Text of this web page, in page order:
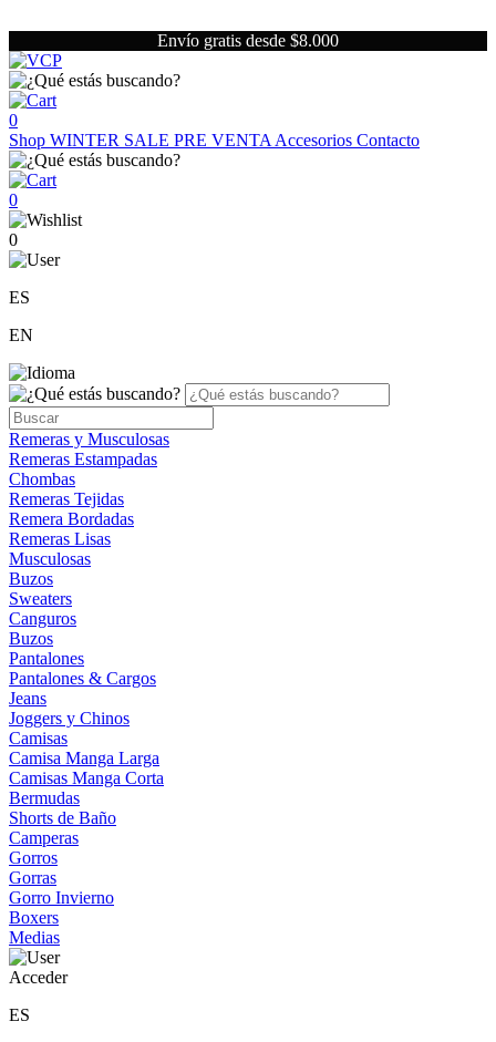
Envío gratis desde $8.000
0
Shop WINTER SALE PRE VENTA Accesorios Contacto
0
0
ES
EN
Remeras y Musculosas
Remeras Estampadas
Chombas
Remeras Tejidas
Remera Bordadas
Remeras Lisas
Musculosas
Buzos
Sweaters
Canguros
Buzos
Pantalones
Pantalones & Cargos
Jeans
Joggers y Chinos
Camisas
Camisa Manga Larga
Camisas Manga Corta
Bermudas
Shorts de Baño
Camperas
Gorros
Gorras
Gorro Invierno
Boxers
Medias
Acceder
ES